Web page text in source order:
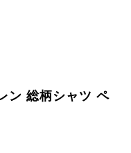
ン 総柄シャツ ペ